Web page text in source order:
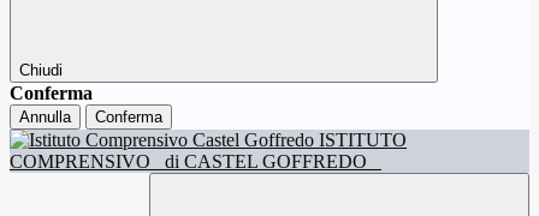
Chiudi
Conferma
Annulla Conferma
ISTITUTO
COMPRENSIVO
di CASTEL GOFFREDO